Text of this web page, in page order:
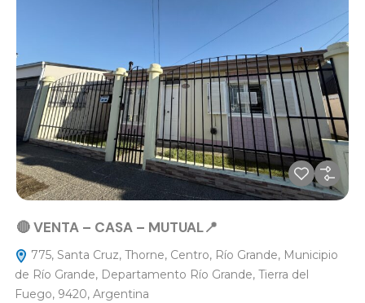
🔴 VENTA – CASA – MUTUAL📍
775, Santa Cruz, Thorne, Centro, Río Grande, Municipio
de Río Grande, Departamento Río Grande, Tierra del
Fuego, 9420, Argentina